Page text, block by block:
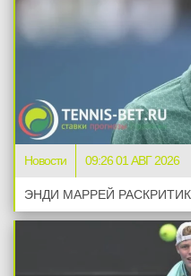
Новости 09:26 01 АВГ 2026
ЭНДИ МАРРЕЙ